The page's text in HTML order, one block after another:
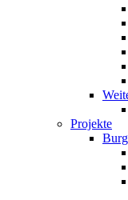
Projekte